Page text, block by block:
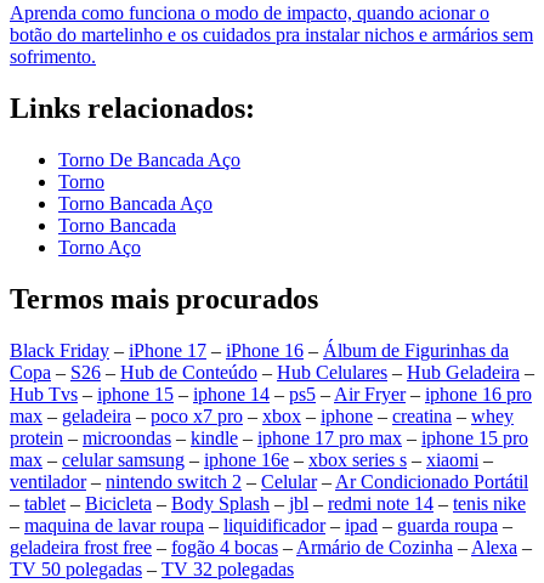
Aprenda como funciona o modo de impacto, quando acionar o
botão do martelinho e os cuidados pra instalar nichos e armários sem
sofrimento.
Links relacionados:
Torno De Bancada Aço
Torno
Torno Bancada Aço
Torno Bancada
Torno Aço
Termos mais procurados
Black Friday – iPhone 17 – iPhone 16 – Álbum de Figurinhas da
Copa – S26 – Hub de Conteúdo – Hub Celulares – Hub Geladeira –
Hub Tvs – iphone 15 – iphone 14 – ps5 – Air Fryer– iphone 16 pro
max – geladeira – poco x7 pro – xbox – iphone – creatina – whey
protein – microondas – kindle – iphone 17 pro max – iphone 15 pro
max – celular samsung – iphone 16e – xbox series s – xiaomi –
ventilador– nintendo switch 2 – Celular– Ar Condicionado Portátil
– tablet – Bicicleta – Body Splash – jbl – redmi note 14 – tenis nike
– maquina de lavar roupa – liquidificador– ipad – guarda roupa –
geladeira frost free – fogão 4 bocas – Armário de Cozinha – Alexa –
TV 50 polegadas – TV 32 polegadas